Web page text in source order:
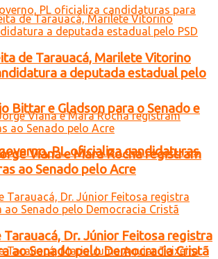
Bittar e Gladson para o Senado e
PL oficializa candidaturas
de Tarauacá, Marilete Vitorino
a deputada estadual pelo
Viana e Mara Rocha registram
ao Senado pelo Acre
Dr. Júnior Feitosa registra
ao Senado pelo Democracia Cristã